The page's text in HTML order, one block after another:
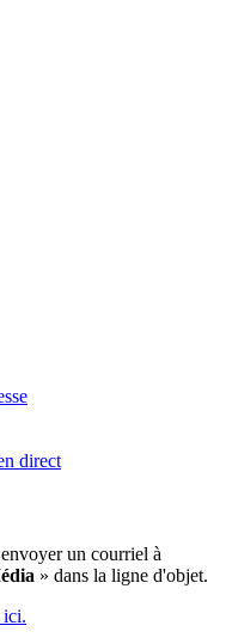
direct
un courriel à
» dans la ligne d'objet.
ici.